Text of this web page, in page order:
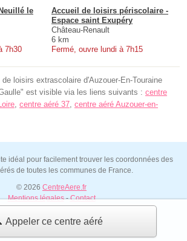
Appeler ce centre aéré
le
7h30
Accueil de loisirs périscolaire -
Espace saint Exupéry
Château-Renault
6 km
Fermé, ouvre lundi à 7h15
loisirs extrascolaire d'Auzouer-En-Touraine
est visible via les liens suivants : centre
centre aéré 37 centre aéré Auzouer-en-
idéal pour facilement trouver les coordonnées des
de toutes les communes de France.
© 2026 CentreAere.fr
Mentions légales-Contact